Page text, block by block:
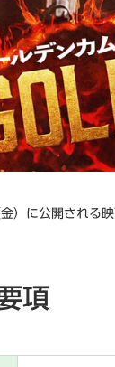
サトル／
）に公開される
項